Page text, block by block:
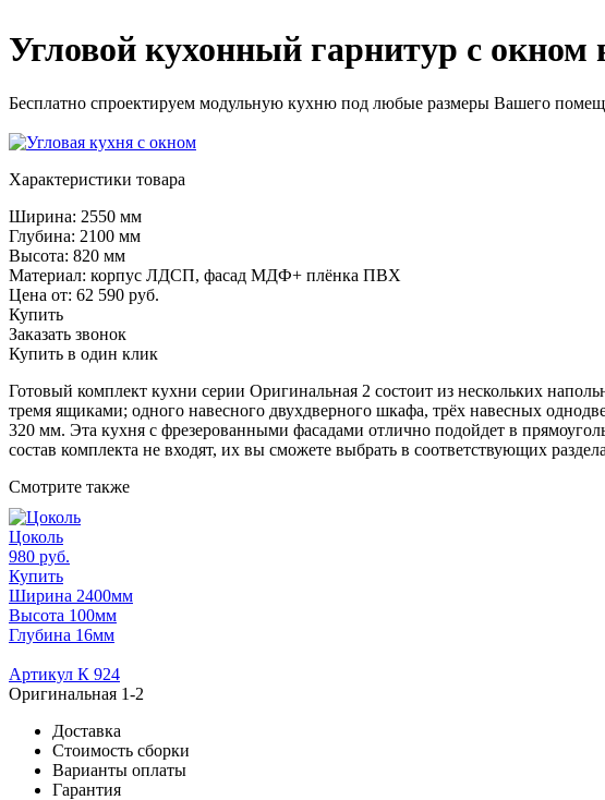
Угловой кухонный гарнитур с окном
Бесплатно спроектируем модульную кухню под любые размеры Вашего
Характеристики товара
Ширина: 2550 мм
Глубина: 2100 мм
Высота: 820 мм
Материал: корпус ЛДСП, фасад МДФ+ плёнка ПВХ
Цена от: 62 590 руб.
Купить
Заказать звонок
Купить в один клик
Готовый комплект кухни серии Оригинальная 2 состоит из нескольких
тремя ящиками; одного навесного двухдверного шкафа, трёх навесных
320 мм. Эта кухня с фрезерованными фасадами отлично подойдет в
состав комплекта не входят, их вы сможете выбрать в соответствующих
Смотрите также
Цоколь
980 руб.
Купить
Ширина 2400мм
Высота 100мм
Глубина 16мм
Артикул К 924
Оригинальная 1-2
Доставка
Стоимость сборки
Варианты оплаты
Гарантия